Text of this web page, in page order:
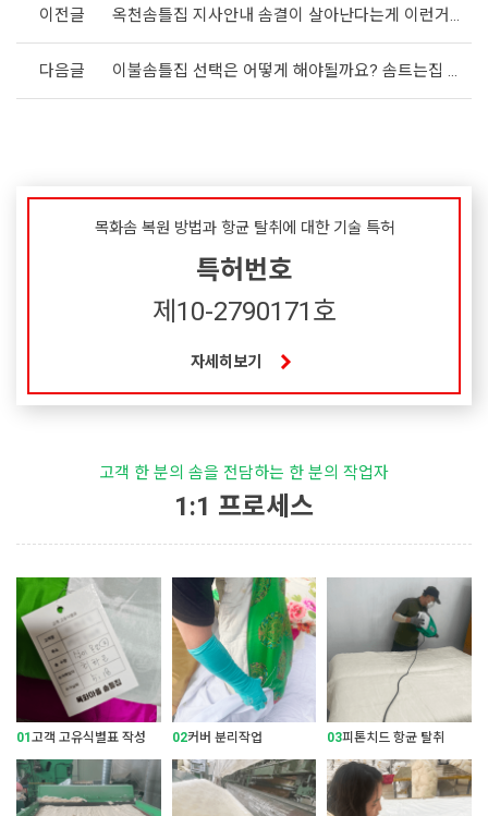
이전글 옥천솜틀집 지사안내 솜결이 살아난다는게 이런거구나 싶었어요
다음글 이불솜틀집 선택은 어떻게 해야될까요? 솜트는집 정보 알아보기
목화솜 복원 방법과 항균 탈취에 대한 기술 특허
특허번호
제10-2790171호
자세히보기
고객 한 분의 솜을 전담하는 한 분의 작업자
1:1 프로세스
01고객 고유식별표 작성 02커버 분리작업 03피톤치드 항균 탈취